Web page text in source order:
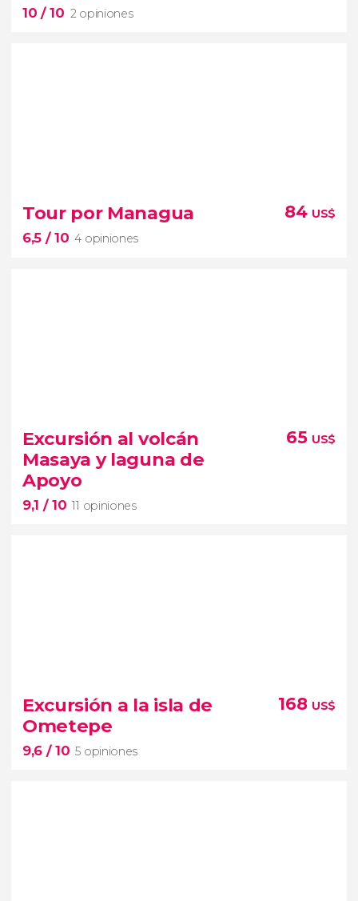
10/ 10 2 opiniones
2 opiniones
Conocido como la boca del infierno por los
indígenas
Tour por Managua
6,5 / 10 4 opiniones
84 US$
pasado de la capital de
Nicaragua
tour por Managua
visitaremos los puntos más importantes de la
ciudad
Excursión al volcán
Masaya y laguna de
Apoyo
9,1 / 10 11 opiniones
65 US$
Explorad los accidentes geográficos más
impactantes de Nicaragua
Excursión a la isla de
Ometepe
9,6 / 10 5 opiniones
168 US$